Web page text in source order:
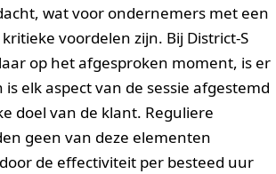
wat voor ondernemers met een
voordelen zijn. Bij District-S
op het afgesproken moment, is er
elk aspect van de sessie afgestemd
doel van de klant. Reguliere
geen van deze elementen
de effectiviteit per besteed uur